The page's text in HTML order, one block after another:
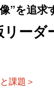
”を追求
リー
課題＞